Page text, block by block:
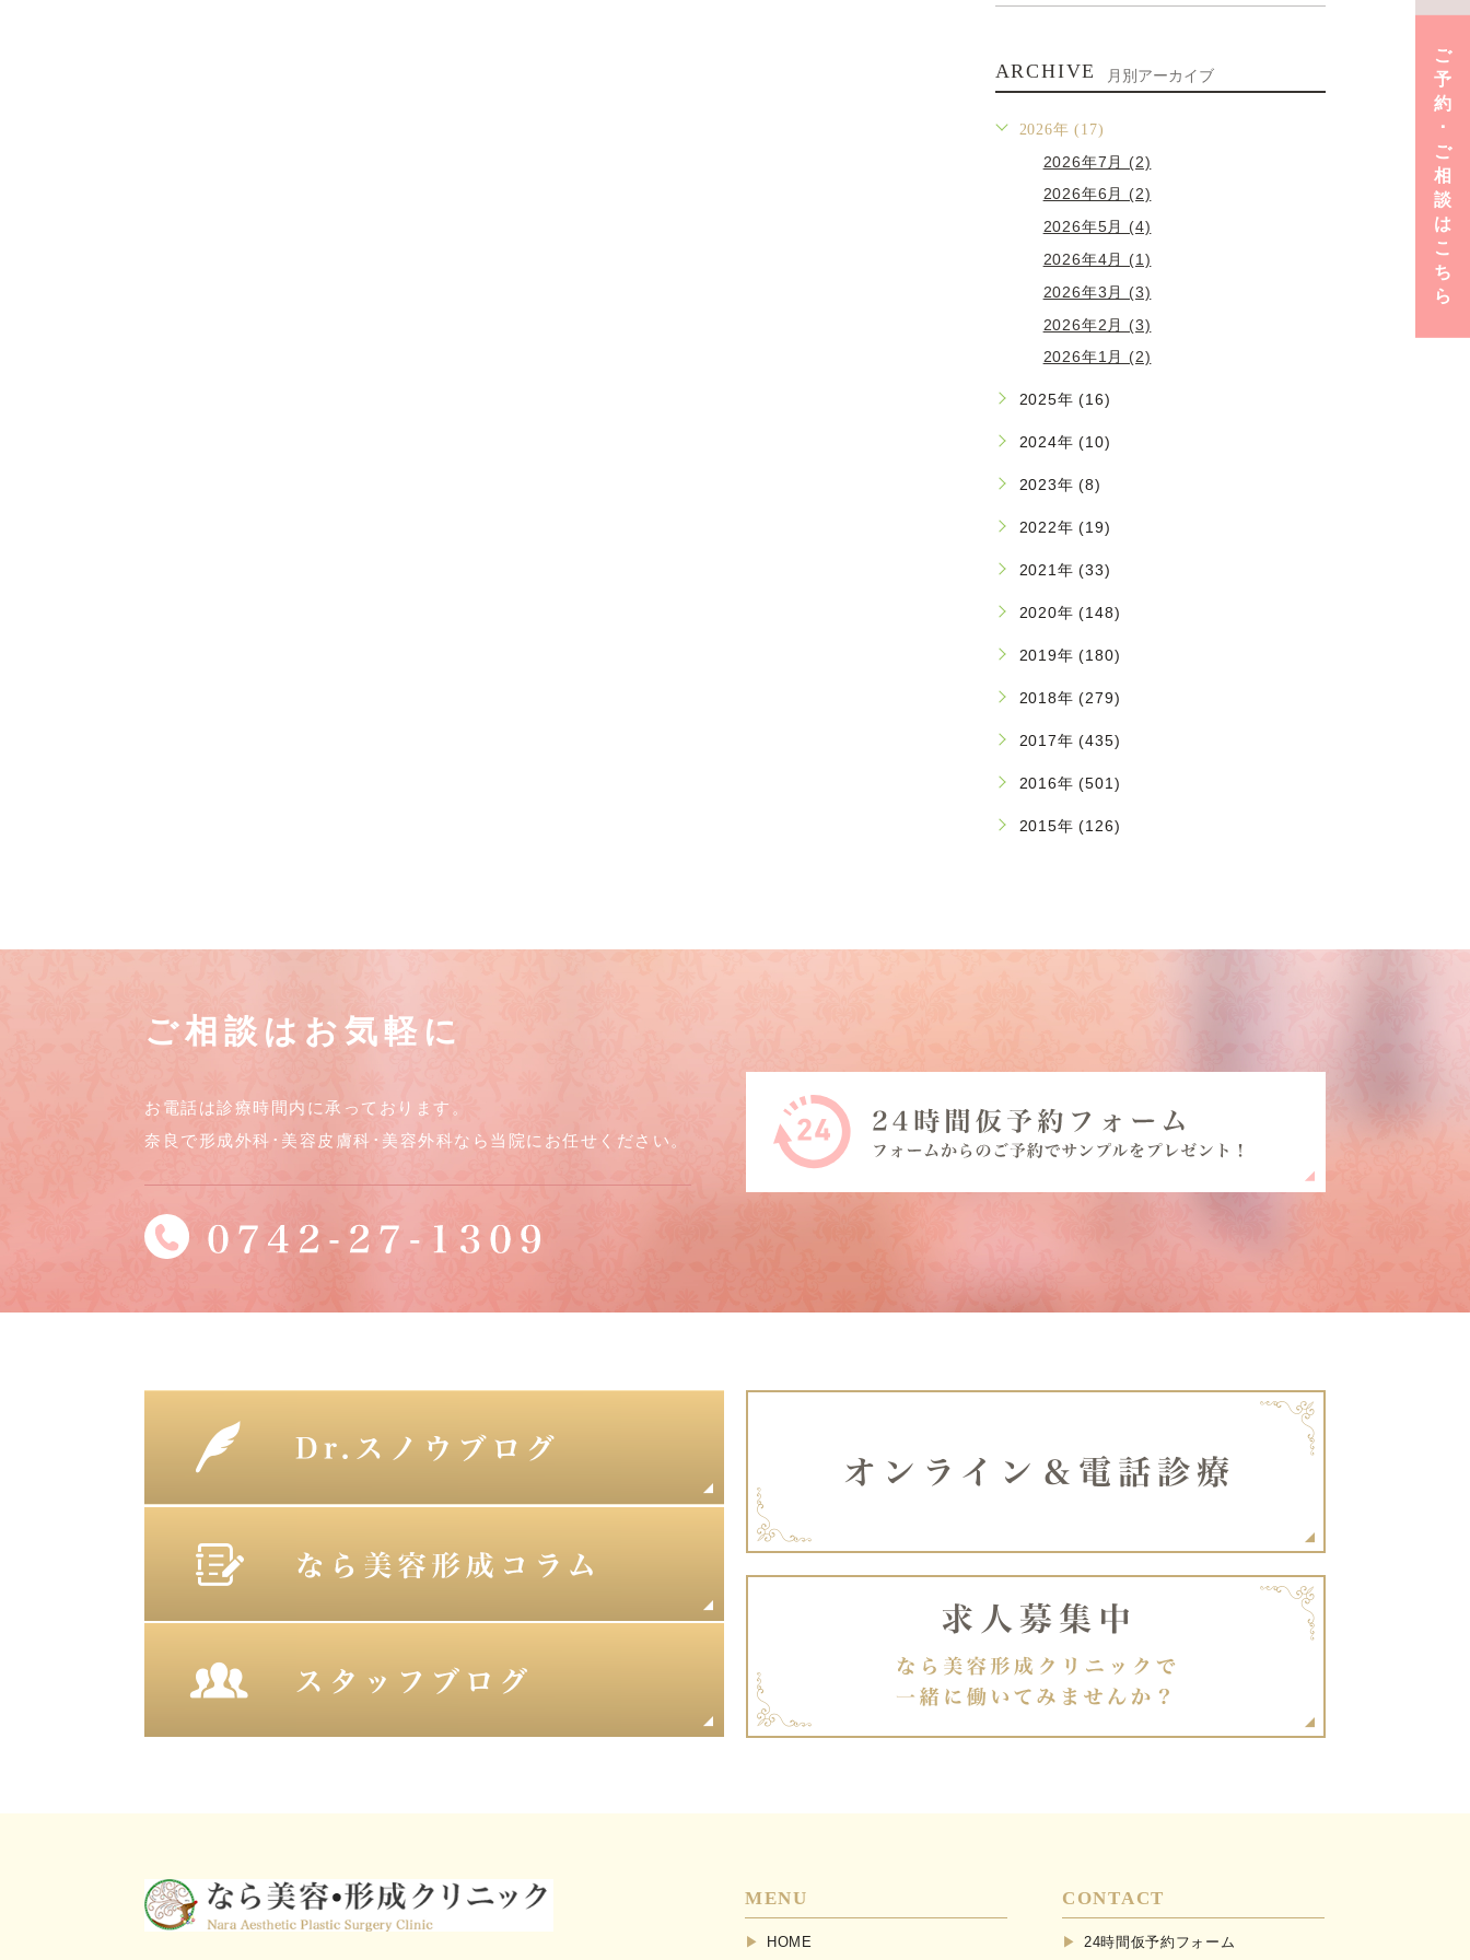
ご
予
約
･
ご
相
談
は
こ
ち
ら
ARCHIVE 月別アーカイブ
2026年 (17)
2026年7月 (2)
2026年6月 (2)
2026年5月 (4)
2026年4月 (1)
2026年3月 (3)
2026年2月 (3)
2026年1月 (2)
2025年 (16)
2024年 (10)
2023年 (8)
2022年 (19)
2021年 (33)
2020年 (148)
2019年 (180)
2018年 (279)
2017年 (435)
2016年 (501)
2015年 (126)
ご相談はお気軽に
お電話は診療時間内に承っております。
奈良で形成外科･美容皮膚科･美容外科なら当院にお任せください。
MENU
HOME
CONTACT
24時間仮予約フォーム